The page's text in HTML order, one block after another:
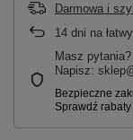
Darmowa i
14 dni na
Masz
Napisz: